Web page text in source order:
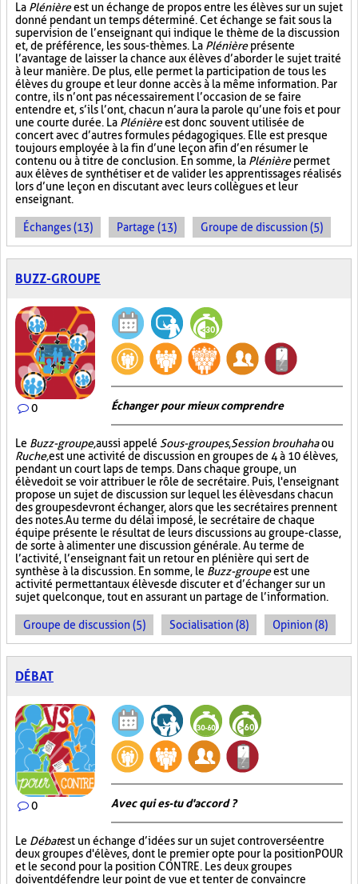
La Plénièreest un échange de propos entre les élèves sur un sujet
donné pendant un temps déterminé. Cet échange se fait sous la
supervision de l’enseignant qui indique le thème de la discussion
et, de préférence, les sous-thèmes. La Plénièreprésente
l’avantage de laisser la chance aux élèves d’aborder le sujet traité
à leur manière. De plus, elle permet la participation de tous les
élèves du groupe et leur donne accès à la même information. Par
contre, ils n’ont pas nécessairement l’occasion de se faire
entendre et, s’ils l’ont, chacun n’aura la parole qu’une fois et pour
une courte durée. La Plénièreest donc souvent utilisée de
concert avec d’autres formules pédagogiques. Elle est presque
toujours employée à la fin d’une leçon afin d’en résumer le
contenu ou à titre de conclusion. En somme, la Plénièrepermet
aux élèves de synthétiser et de valider les apprentissages réalisés
lors d’une leçon en discutant avec leurs collègues et leur
enseignant.
Échanges (13) Partage (13) Groupe de discussion (5)
BUZZ-GROUPE
0 Échanger pour mieux comprendre
Le Buzz-groupe,aussi appelé Sous-groupes,Session brouhahaou
Ruche,est une activité de discussion en groupes de 4 à 10 élèves,
pendant un court laps de temps. Dans chaque groupe, un
élève doit se voir attribuer le rôle de secrétaire. Puis, l'enseignant
propose un sujet de discussion sur lequel les élèves dans chacun
des groupes devront échanger, alors que les secrétaires prennent
des notes. Au terme du délai imposé, le secrétaire de chaque
équipe présente le résultat de leurs discussions au groupe-classe,
de sorte à alimenter une discussion générale. Au terme de
l’activité, l’enseignant fait un retour en plénière qui sert de
synthèse à la discussion. En somme, le Buzz-groupeest une
activité permettant aux élèves de discuter et d’échanger sur un
sujet quelconque, tout en assurant un partage de l’information.
Groupe de discussion (5) Socialisation (8) Opinion (8)
DÉBAT
0 Avec qui es-tu d'accord ?
Le Débatest un échange d’idées sur un sujet controversé entre
deux groupes d'élèves, dont le premier opte pour la position POUR
et le second pour la position CONTRE. Les deux groupes
doivent défendre leur point de vue et tenter de convaincre